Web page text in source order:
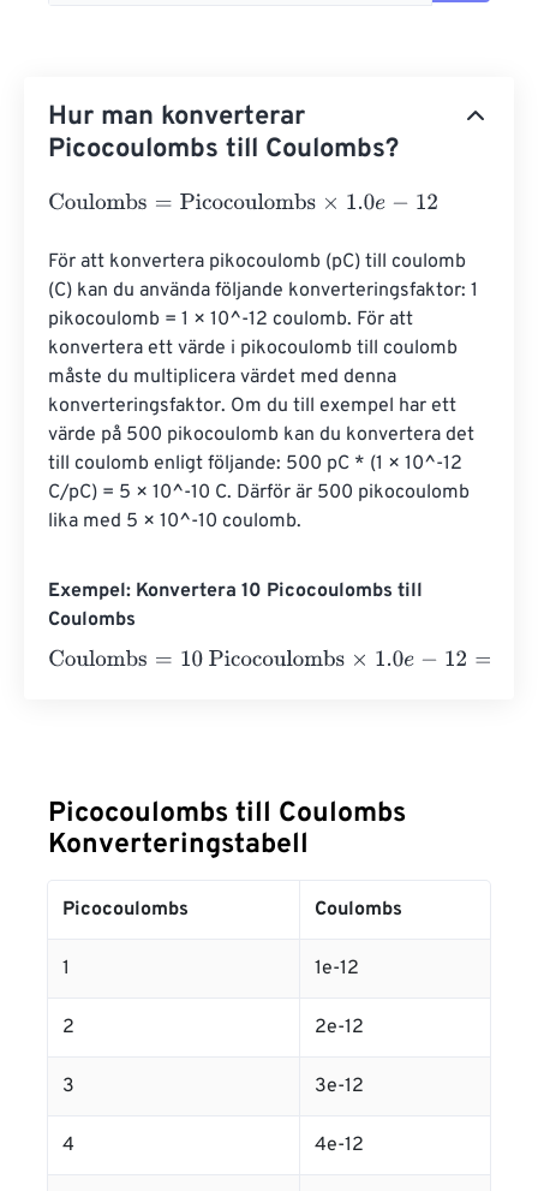
Hur man konverterar
Picocoulombs till Coulombs?
Coulombs= Picocoulombs×1.0e- 12
För att konvertera pikocoulomb (pC) till coulomb
(C) kan du använda följande konverteringsfaktor: 1
pikocoulomb = 1 × 10^-12 coulomb. För att
konvertera ett värde i pikocoulomb till coulomb
måste du multiplicera värdet med denna
konverteringsfaktor. Om du till exempel har ett
värde på 500 pikocoulomb kan du konvertera det
till coulomb enligt följande: 500 pC * (1 × 10^-12
C/pC) = 5 × 10^-10 C. Därför är 500 pikocoulomb
lika med 5 × 10^-10 coulomb.
Exempel: Konvertera 10 Picocoulombs till
Coulombs
Coulombs= 10 Picocoulombs×1.0e- 12 =1e-11 Coulombs
Picocoulombs till Coulombs
Konverteringstabell
Picocoulombs Coulombs
1 1e-12
2 2e-12
3 3e-12
4 4e-12